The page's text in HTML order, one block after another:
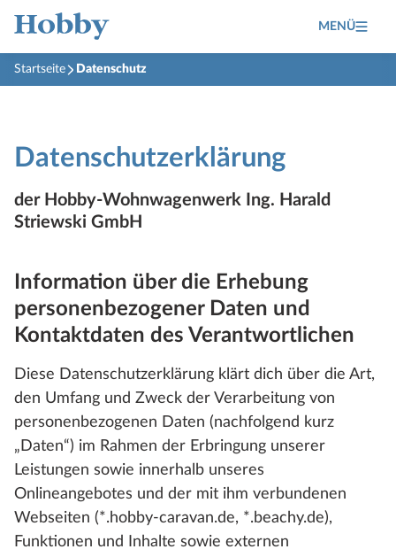
MENÜ
Startseite Datenschutz
Datenschutzerklärung
der Hobby-Wohnwagenwerk Ing. Harald
Striewski GmbH
Information über die Erhebung
personenbezogener Daten und
Kontaktdaten des Verantwortlichen
Diese Datenschutzerklärung klärt dich über die Art,
den Umfang und Zweck der Verarbeitung von
personenbezogenen Daten (nachfolgend kurz
„Daten“) im Rahmen der Erbringung unserer
Leistungen sowie innerhalb unseres
Onlineangebotes und der mit ihm verbundenen
Webseiten (*.hobby-caravan.de, *.beachy.de),
Funktionen und Inhalte sowie externen